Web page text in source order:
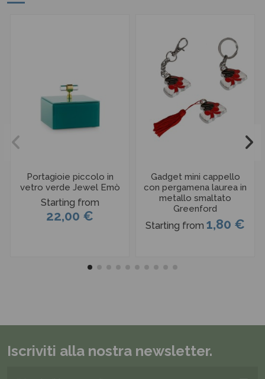
Portagioie piccolo in
vetro verde Jewel Emò
Starting from
22,00 €
Gadget mini cappello
con pergamena laurea in
metallo smaltato
Greenford
Starting from 1,80 €
Iscriviti alla nostra newsletter.